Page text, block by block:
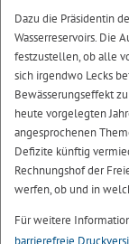
Dazu die Präsidentin
Wasserreservoirs. Die
festzustellen, ob alle
sich irgendwo Lecks
Bewässerungseffekt
heute vorgelegten
angesprochenen
Defizite künftig
Rechnungshof der
werfen, ob und in
Für weitere
barrierefreie